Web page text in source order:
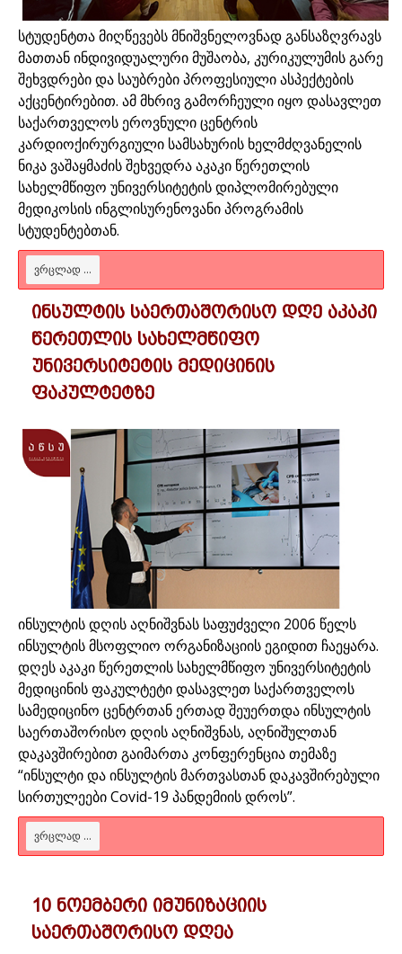
სტუდენტთა მიღწევებს მნიშვნელოვნად განსაზღვრავს
მათთან ინდივიდუალური მუშაობა, კურიკულუმის გარე
შეხვდრები და საუბრები პროფესიული ასპექტების
აქცენტირებით. ამ მხრივ გამორჩეული იყო დასავლეთ
საქართველოს ეროვნული ცენტრის
კარდიოქირურგიული სამსახურის ხელმძღვანელის
ნიკა ვაშაყმაძის შეხვედრა აკაკი წერეთლის
სახელმწიფო უნივერსიტეტის დიპლომირებული
მედიკოსის ინგლისურენოვანი პროგრამის
სტუდენტებთან.
ᲕᲠᲪᲚᲐᲓ ...
ინსულტის საერთაშორისო დღე აკაკი
წერეთლის სახელმწიფო
უნივერსიტეტის მედიცინის
ფაკულტეტზე
ინსულტის დღის აღნიშვნას საფუძველი 2006 წელს
ინსულტის მსოფლიო ორგანიზაციის ეგიდით ჩაეყარა.
დღეს აკაკი წერეთლის სახელმწიფო უნივერსიტეტის
მედიცინის ფაკულტეტი დასავლეთ საქართველოს
სამედიცინო ცენტრთან ერთად შეუერთდა ინსულტის
საერთაშორისო დღის აღნიშვნას, აღნიშულთან
დაკავშირებით გაიმართა კონფერენცია თემაზე
“ინსულტი და ინსულტის მართვასთან დაკავშირებული
სირთულეები Covid-19 პანდემიის დროს”.
ᲕᲠᲪᲚᲐᲓ ...
10 ნოემბერი იმუნიზაციის
საერთაშორისო დღეა